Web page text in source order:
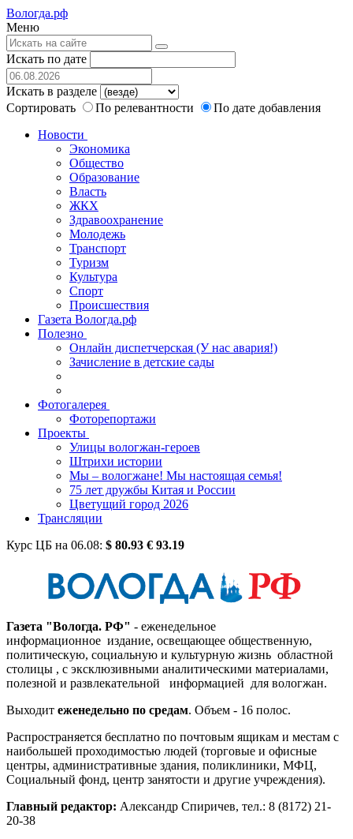
Вологда.рф
Меню
Искать по дате
Искать в разделе
Сортировать
По релевантности
По дате добавления
Новости
Экономика
Общество
Образование
Власть
ЖКХ
Здравоохранение
Молодежь
Транспорт
Туризм
Культура
Спорт
Происшествия
Газета Вологда.рф
Полезно
Онлайн диспетчерская (У нас авария!)
Зачисление в детские сады
Фотогалерея
Фоторепортажи
Проекты
Улицы вологжан-героев
Штрихи истории
Мы – вологжане! Мы настоящая семья!
75 лет дружбы Китая и России
Цветущий город 2026
Трансляции
Курс ЦБ на 06.08: $ 80.93 € 93.19
Газета "Вологда. РФ" - еженедельное
информационное издание, освещающее общественную,
политическую, социальную и культурную жизнь областной
столицы , с эксклюзивными аналитическими материалами,
полезной и развлекательной информацией для вологжан.
Выходит еженедельно по средам. Объем - 16 полос.
Распространяется бесплатно по почтовым ящикам и местам с
наибольшей проходимостью людей (торговые и офисные
центры, административные здания, поликлиники, МФЦ,
Социальный фонд, центр занятости и другие учреждения).
Главный редактор: Александр Спиричев, тел.: 8 (8172) 21-
20-38